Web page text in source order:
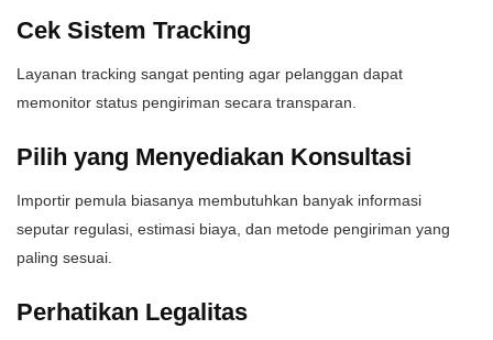
Cek Sistem Tracking
Layanan tracking sangat penting agar pelanggan dapat
memonitor status pengiriman secara transparan.
Pilih yang Menyediakan Konsultasi
Importir pemula biasanya membutuhkan banyak informasi
seputar regulasi, estimasi biaya, dan metode pengiriman yang
paling sesuai.
Perhatikan Legalitas